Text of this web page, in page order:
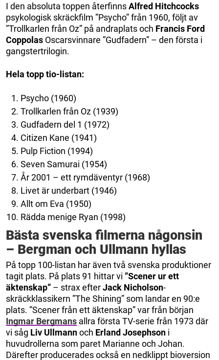
I den absoluta toppen återfinnsAlfred Hitchcocks
psykologisk skräckfilm ”Psycho” från 1960, följt av
”Trollkarlen från Oz” på andraplats och Francis Ford
Coppolas Oscarsvinnare ”Gudfadern” – den första i
gangstertrilogin.
Hela topp tio-listan:
Psycho (1960)
Trollkarlen från Oz (1939)
Gudfadern del 1 (1972)
Citizen Kane (1941)
Pulp Fiction (1994)
Seven Samurai (1954)
År 2001 – ett rymdäventyr (1968)
Livet är underbart (1946)
Allt om Eva (1950)
Rädda menige Ryan (1998)
Bästa svenska filmerna någonsin
– Bergman och Ullmann hyllas
På topp 100-listan har även två svenska produktioner
tagit plats. På plats 91 hittar vi ”Scener ur ett
äktenskap” – strax efterJack Nicholson-
skräckklassikern ”The Shining” som landar en 90:e
plats. ”Scener från ett äktenskap” var från början
Ingmar Bergmans allra första TV-serie från 1973 där
vi såg Liv Ullmannoch Erland Josephson i
huvudrollerna som paret Marianne och Johan.
Därefter producerades också en nedklippt bioversion